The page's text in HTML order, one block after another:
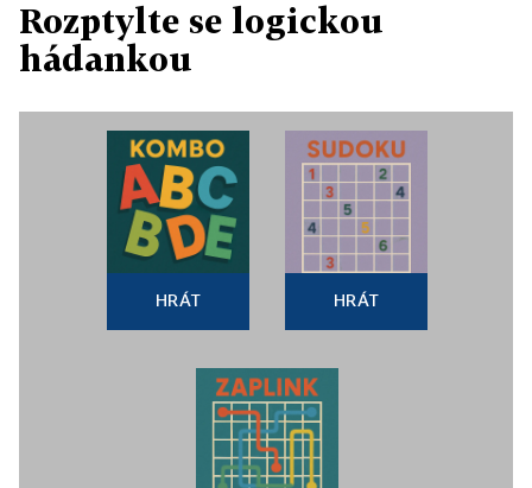
Rozptylte se logickou
hádankou
HRÁT HRÁT